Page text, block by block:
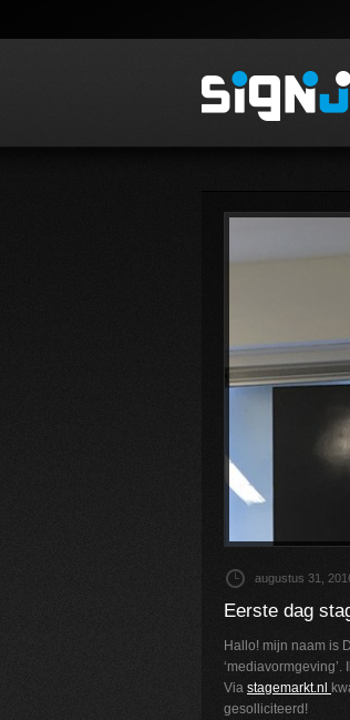
augustus 31,
Eerste dag
Hallo! mijn naam is
Via stagemarkt.nl
gesolliciteerd!